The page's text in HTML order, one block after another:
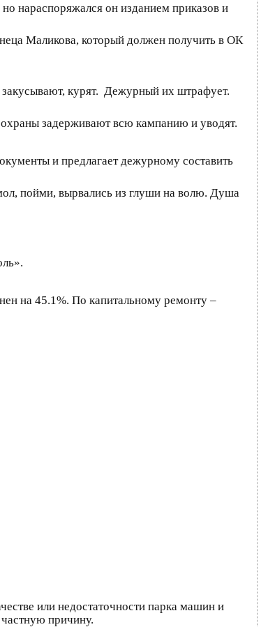
нараспоряжался он изданием приказов и
Маликова, который должен получить в ОК
курят. Дежурный их штрафует.
задерживают всю кампанию и уводят.
и предлагает дежурному составить
пойми, вырвались из глуши на волю. Душа
на 45.1%. По капитальному ремонту –
или недостаточности парка машин и
причину.